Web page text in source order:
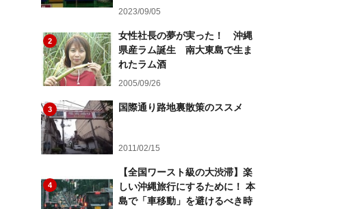
2023/09/05
2
女性社長の夢が実った！ 沖縄
県産ラム誕生 南大東島で生ま
れたラム酒
2005/09/26
3 国際通り路地裏散策のススメ
2011/02/15
4
【全国ワースト級の大渋滞】楽
しい沖縄旅行にするために！ 本
島で「車移動」を避けるべき時